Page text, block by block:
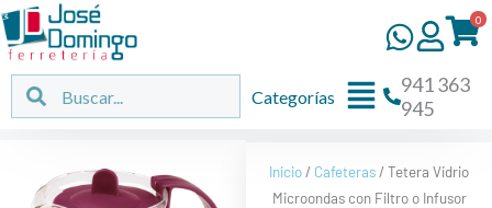
Ir
al
contenido
0
Buscar Buscar
Flyout
Categorías
941 363
945
Inicio / Cafeteras / Tetera Vidrio
Microondas con Filtro o Infusor